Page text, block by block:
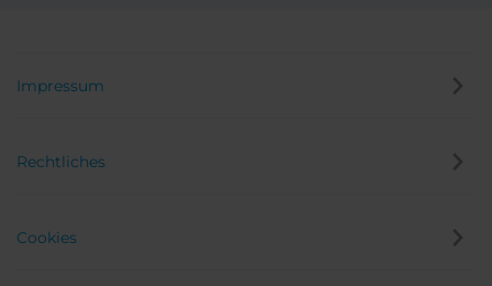
Impressum
Rechtliches
Cookies